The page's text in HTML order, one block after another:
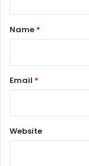
*
Name *
Email *
Website